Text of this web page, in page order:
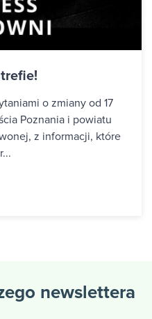
o zmiany od 17
Poznania i powiatu
z informacji, które
newslettera